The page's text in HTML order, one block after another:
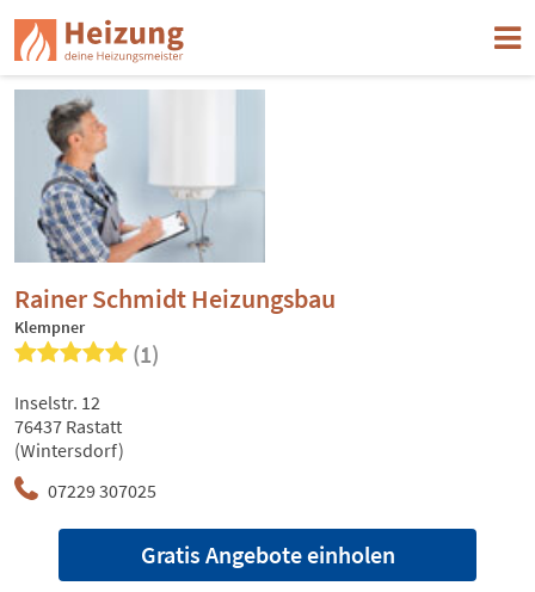
Rainer Schmidt Heizungsbau
Klempner
(1)
07229 307025
Inselstr. 12
76437 Rastatt
(Wintersdorf)
Gratis Angebote einholen